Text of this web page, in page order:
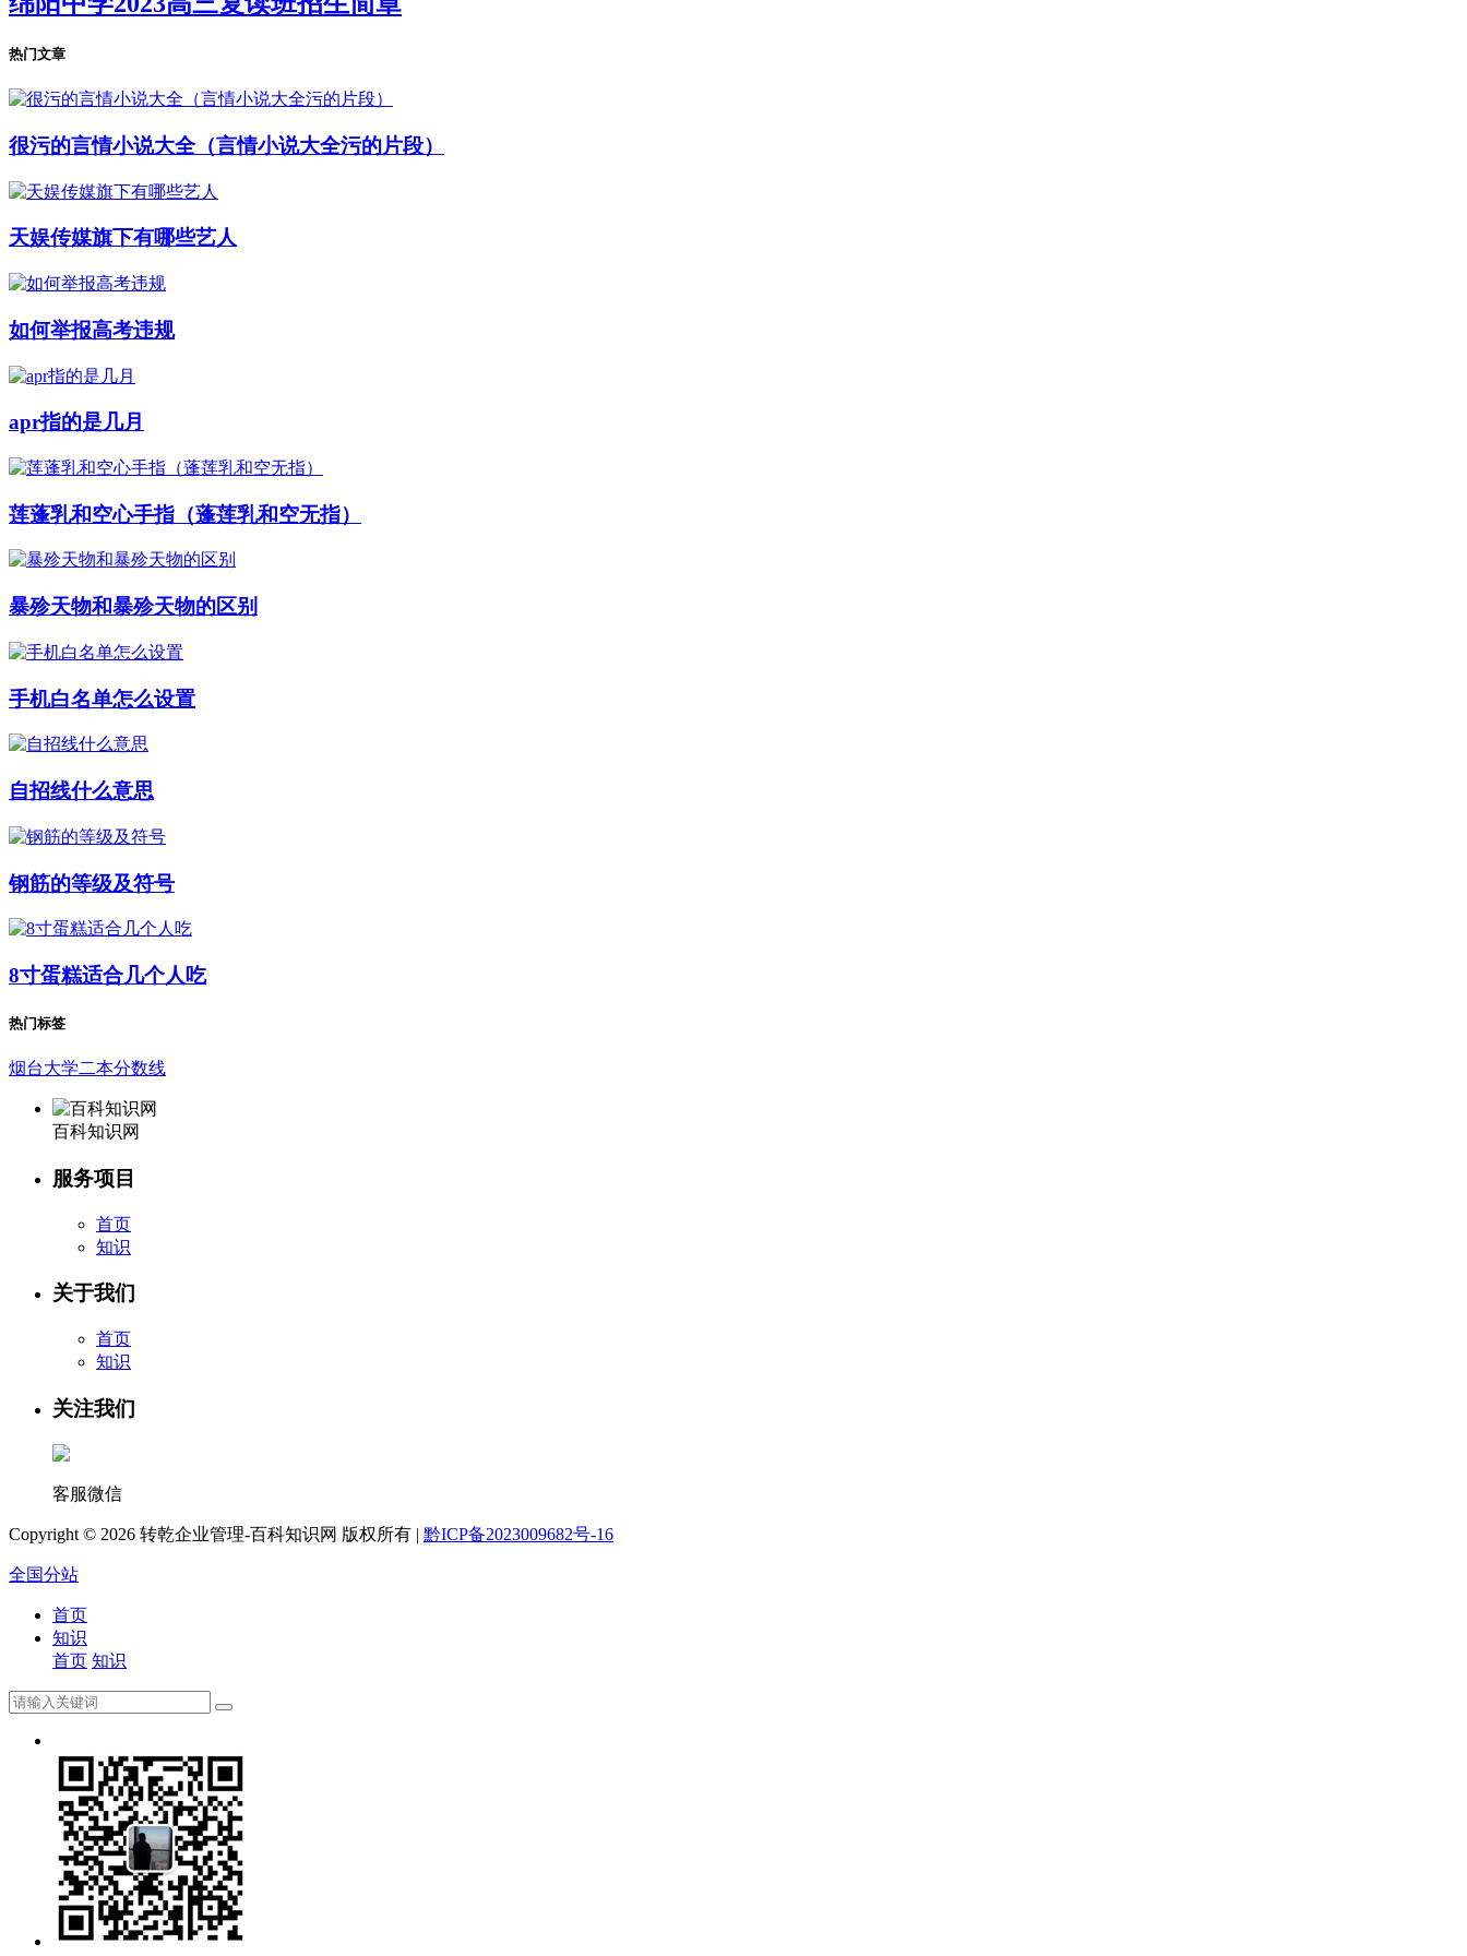
热门文章
很污的言情小说大全（言情小说大全污的片段）
天娱传媒旗下有哪些艺人
如何举报高考违规
apr指的是几月
莲蓬乳和空心手指（蓬莲乳和空无指）
暴殄天物和暴殄天物的区别
手机白名单怎么设置
自招线什么意思
钢筋的等级及符号
8寸蛋糕适合几个人吃
热门标签
烟台大学二本分数线
百科知识网
服务项目
首页
知识
关于我们
首页
知识
关注我们
客服微信
Copyright © 2026 转乾企业管理-百科知识网 版权所有 | 黔ICP备2023009682号-16
全国分站
首页
知识
首页 知识